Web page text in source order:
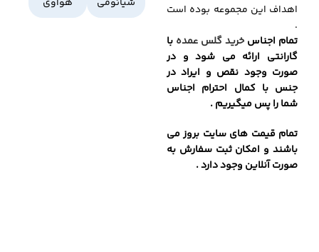
اهداف این مجموعه بوده است
.
تمام اجناسخرید گلس عمده با
گارانتی ارائه می شود و در
صورت وجود نقص و ایراد در
جنس با کمال احترام اجناس
شما را پس میگیریم .
تمام قیمت های سایت بروز می
باشند و امکان ثبت سفارش به
صورت آنلاین وجود دارد .